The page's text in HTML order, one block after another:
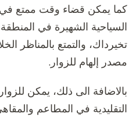
كما يمكن قضاء وقت ممتع
السياحية الشهيرة في
تخيرداك، والتمتع بالمناظر
مصدر إلهام للزوار.
بالاضافة الى ذلك، يمكن
التقليدية في المطاعم